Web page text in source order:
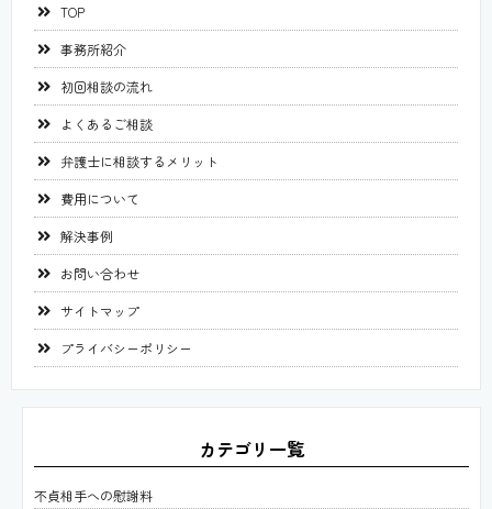
TOP
事務所紹介
初回相談の流れ
よくあるご相談
弁護士に相談するメリット
費用について
解決事例
お問い合わせ
サイトマップ
プライバシーポリシー
カテゴリ一覧
不貞相手への慰謝料